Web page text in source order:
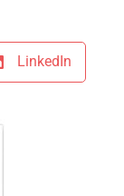
LinkedIn